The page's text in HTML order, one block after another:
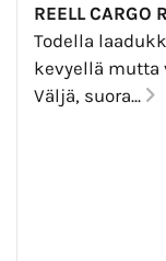
REELL CARGO
Todella
kevyellä mutta
Väljä, suora...